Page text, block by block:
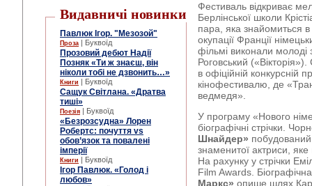
Видавничі новинки
Павлюк Ігор. "Мезозой"
Проза | Буквоїд
Прозовий дебют Надії
Позняк «Ти ж знаєш, він
ніколи тобі не дзвонить…»
Книги | Буквоїд
Сащук Світлана. «Дратва
тиші»
Поезія | Буквоїд
«Безрозсудна» Лорен
Робертс: почуття vs
обов’язок та повалені
імперії
Книги | Буквоїд
Ігор Павлюк. «Голод і
любов»
Фестиваль відкриває
Берлінської школи
пара, яка знайомиться
окупації Франції
фільмі виконали
Роговський
в офіційній конкурсній
кінофестивалю, де
ведмедя».
У програму «Нового
біографічні стрічки.
Шнайдер»
знаменитої актриси,
На рахунку у стрічки
Film Awards.
Маркс» опише шлях